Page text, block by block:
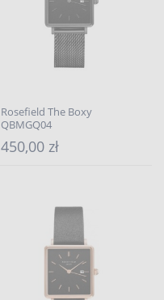
Rosefield The Boxy
QBMGQ04
450,00 zł